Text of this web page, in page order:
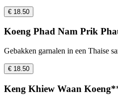
€ 18.50
Koeng Phad Nam Prik
Gebakken garnalen in een Thaise
€ 18.50
Keng Khiew Waan